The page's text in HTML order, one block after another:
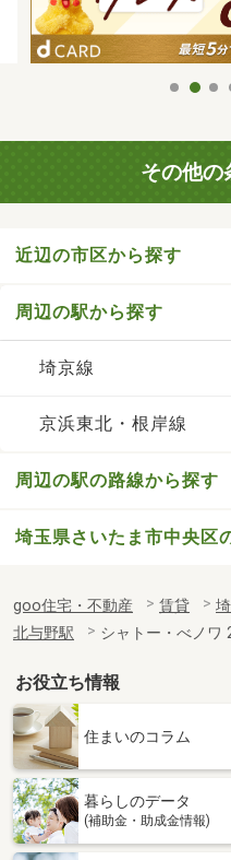
その他の
近辺の市区から探す
周辺の駅から探す
埼京線
京浜東北・根岸線
周辺の駅の路線から探す
埼玉県さいたま市中央区
goo住宅・不動産 賃貸
北与野駅
シャトー・べノワ
お役立ち情報
住まいのコラム
暮らしのデータ
(補助金・助成金情報)